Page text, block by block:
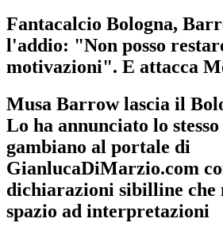
Fantacalcio Bologna,
l'addio: "Non posso
motivazioni". E attacca
Musa Barrow lascia il
Lo ha annunciato lo
gambiano al portale di
GianlucaDiMarzio.com
dichiarazioni sibilline che
spazio ad interpretazioni